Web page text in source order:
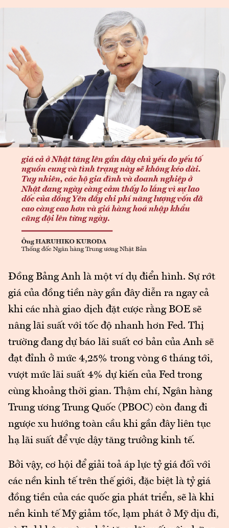
Đồng Bảng Anh là một ví dụ điển hình. Sự rớt
giá của đồng tiền này gần đây diễn ra ngay cả
khi các nhà giao dịch đặt cược rằng BOE sẽ
nâng lãi suất với tốc độ nhanh hơn Fed. Thị
trường đang dự báo lãi suất cơ bản của Anh sẽ
đạt đỉnh ở mức 4,25% trong vòng 6 tháng tới,
vượt mức lãi suất 4% dự kiến của Fed trong
cùng khoảng thời gian. Thậm chí, Ngân hàng
Trung ương Trung Quốc (PBOC) còn đang đi
ngược xu hướng toàn cầu khi gần đây liên tục
hạ lãi suất để vực dậy tăng trưởng kinh tế.
Bởi vậy, cơ hội để giải toả áp lực tỷ giá đối với
các nền kinh tế trên thế giới, đặc biệt là tỷ giá
đồng tiền của các quốc gia phát triển, sẽ là khi
nền kinh tế Mỹ giảm tốc, lạm phát ở Mỹ dịu đi,